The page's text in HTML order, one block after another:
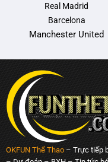
Real Madrid
Barcelona
Manchester United
OKFUN Thể Thao– Trực tiếp